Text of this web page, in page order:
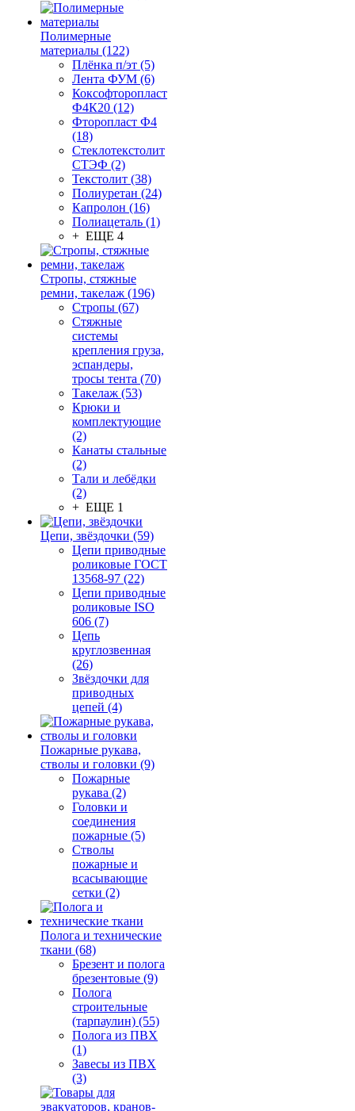
Полимерные
материалы (122)
Плёнка п/эт (5)
Лента ФУМ (6)
Коксофторопласт
Ф4К20 (12)
Фторопласт Ф4
(18)
Стеклотекстолит
СТЭФ (2)
Текстолит (38)
Полиуретан (24)
Капролон (16)
Полиацеталь (1)
+ ЕЩЕ 4
Стропы, стяжные
ремни, такелаж (196)
Стропы (67)
Стяжные
системы
крепления груза,
эспандеры,
тросы тента (70)
Такелаж (53)
Крюки и
комплектующие
(2)
Канаты стальные
(2)
Тали и лебёдки
(2)
+ ЕЩЕ 1
Цепи, звёздочки (59)
Цепи приводные
роликовые ГОСТ
13568-97 (22)
Цепи приводные
роликовые ISO
606 (7)
Цепь
круглозвенная
(26)
Звёздочки для
приводных
цепей (4)
Пожарные рукава,
стволы и головки (9)
Пожарные
рукава (2)
Головки и
соединения
пожарные (5)
Стволы
пожарные и
всасывающие
сетки (2)
Полога и технические
ткани (68)
Брезент и полога
брезентовые (9)
Полога
строительные
(тарпаулин) (55)
Полога из ПВХ
(1)
Завесы из ПВХ
(3)